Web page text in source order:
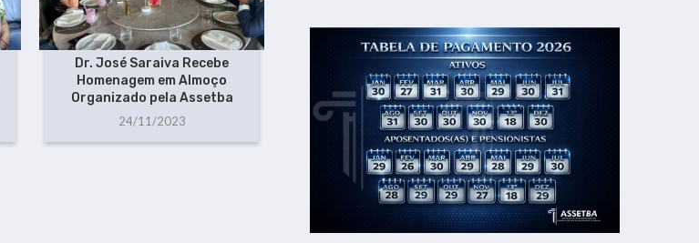
Dr. José Saraiva Recebe
Homenagem em Almoço
Organizado pela Assetba
24/11/2023
Assetba participa de
reunião com a SEGESP para
programação do...
20/09/2024
Capítulo com Posse
Diretoria